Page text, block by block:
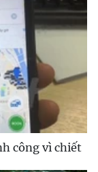
công vì chiết